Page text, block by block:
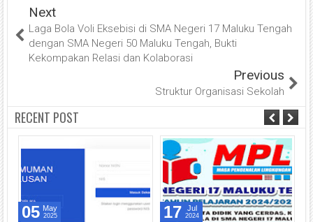
Next
Laga Bola Voli Eksebisi di SMA Negeri 17 Maluku Tengah
dengan SMA Negeri 50 Maluku Tengah, Bukti
Kekompakan Relasi dan Kolaborasi
Previous
Struktur Organisasi Sekolah
RECENT POST
05 May
2025 17 Jul
2024